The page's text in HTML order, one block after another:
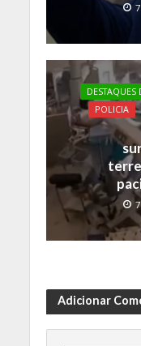
DESTAQUES
POLICIA
Adicionar